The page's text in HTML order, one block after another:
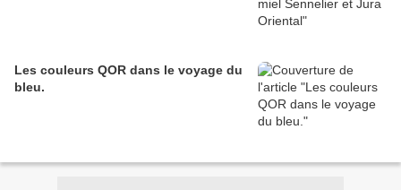
Les couleurs QOR dans le voyage du
bleu.